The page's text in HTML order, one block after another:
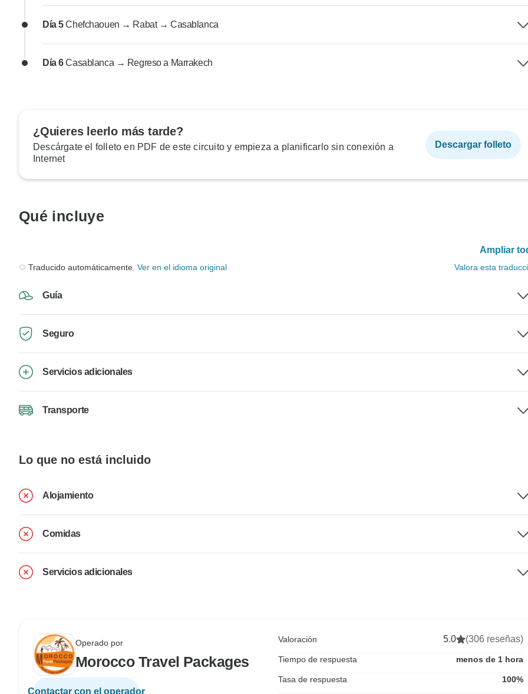
Día 5Chefchaouen → Rabat → Casablanca
Día 6Casablanca → Regreso a Marrakech
¿Quieres leerlo más tarde?
Descárgate el folleto en PDF de este circuito y empieza a planificarlo sin conexión a
Internet
Descargar folleto
Qué incluye
Ampliar
Traducido automáticamente. Ver en el idioma original Valora esta
Guía
Seguro
Servicios adicionales
Transporte
Lo que no está incluido
Alojamiento
Comidas
Servicios adicionales
Operado por
Morocco Travel Packages
Contactar con el operador
Valoración 5.0 (306 reseñas)
Tiempo de respuesta menos de 1 hora
Tasa de respuesta 100%